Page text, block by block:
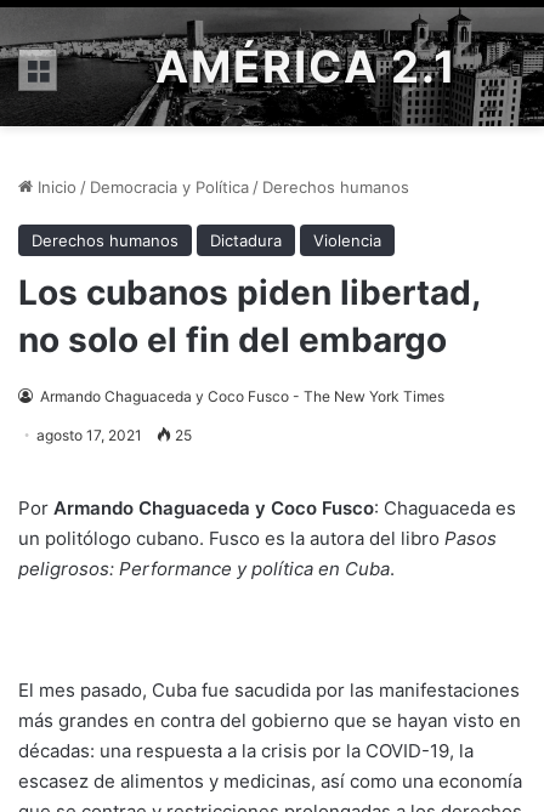
Menú AMÉRICA 2.1
Inicio / Democracia y Política / Derechos humanos
Derechos humanos Dictadura Violencia
Los cubanos piden libertad,
no solo el fin del embargo
Armando Chaguaceda y Coco Fusco - The New York Times
agosto 17, 2021 25
Por Armando Chaguaceda y Coco Fusco: Chaguaceda es
un politólogo cubano. Fusco es la autora del libro Pasos
peligrosos: Performance y política en Cuba.
El mes pasado, Cuba fue sacudida por las manifestaciones
más grandes en contra del gobierno que se hayan visto en
décadas: una respuesta a la crisis por la COVID-19, la
escasez de alimentos y medicinas, así como una economía